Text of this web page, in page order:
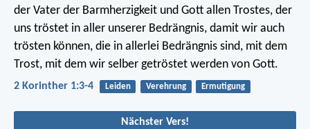
der Vater der Barmherzigkeit und Gott allen Trostes, der
uns tröstet in aller unserer Bedrängnis, damit wir auch
trösten können, die in allerlei Bedrängnis sind, mit dem
Trost, mit dem wir selber getröstet werden von Gott.
2 Korinther 1:3-4 Leiden Verehrung Ermutigung
Nächster Vers!